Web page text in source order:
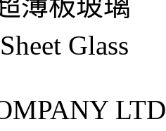
Glass